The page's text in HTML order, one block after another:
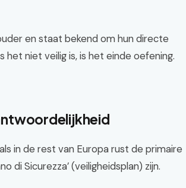
en staat bekend om hun directe
het niet veilig is, is het einde oefening.
in de rest van Europa rust de primaire
di Sicurezza’ (veiligheidsplan) zijn.